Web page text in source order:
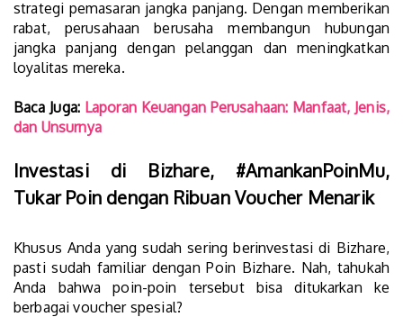
strategi pemasaran jangka panjang. Dengan memberikan
rabat, perusahaan berusaha membangun hubungan
jangka panjang dengan pelanggan dan meningkatkan
loyalitas mereka.
Baca Juga: Laporan Keuangan Perusahaan: Manfaat, Jenis,
dan Unsurnya
Investasi di Bizhare, #AmankanPoinMu,
Tukar Poin dengan Ribuan Voucher Menarik
Khusus Anda yang sudah sering berinvestasi di Bizhare,
pasti sudah familiar dengan Poin Bizhare. Nah, tahukah
Anda bahwa poin-poin tersebut bisa ditukarkan ke
berbagai voucher spesial?